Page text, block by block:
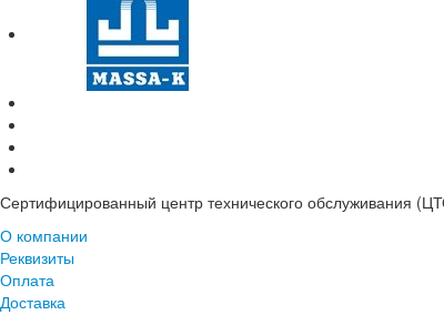
Сертифицированный центр технического обслуживания
О компании
Реквизиты
Оплата
Доставка